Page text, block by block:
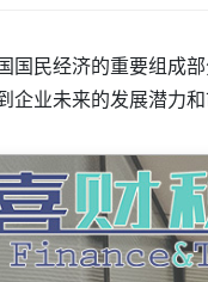
国民经济的重要组成
企业未来的发展潜力